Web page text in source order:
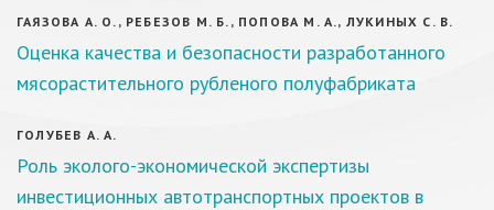
ГАЯЗОВА А. О., РЕБЕЗОВ М. Б., ПОПОВА М. А., ЛУКИНЫХ С. В.
Оценка качества и безопасности разработанного
мясорастительного рубленого полуфабриката
ГОЛУБЕВ А. А.
Роль эколого-экономической экспертизы
инвестиционных автотранспортных проектов в